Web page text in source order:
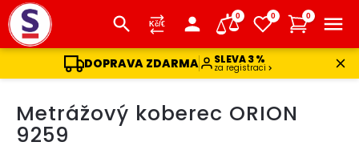
DOPRAVA ZDARMA SLEVA 3 %
za registraci
0 0 0
obsahMetrážový koberec ORION
9259